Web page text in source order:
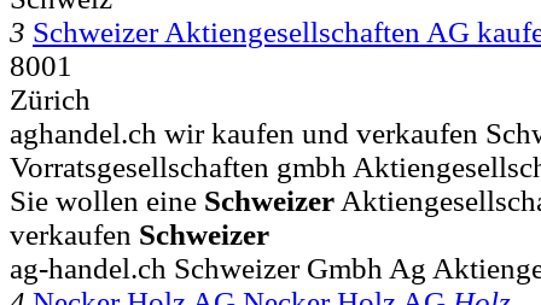
3 Schweizer Aktiengesellschaften AG
8001
Zürich
aghandel.ch wir kaufen und verkaufen
Vorratsgesellschaften gmbh
Sie wollen eine Schweizer
verkaufen Schweizer
ag-handel.ch Schweizer Gmbh Ag